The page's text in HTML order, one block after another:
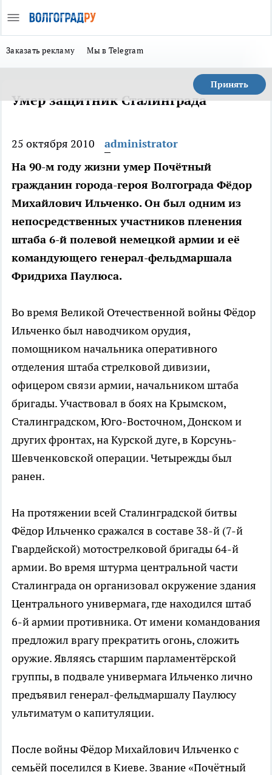
Заказать рекламу Мы в Telegram
Принять
Умер защитник Сталинграда
25 октября 2010
administrator
На 90-м году жизни умер Почётный
гражданин города-героя Волгограда Фёдор
Михайлович Ильченко. Он был одним из
непосредственных участников пленения
штаба 6-й полевой немецкой армии и её
командующего генерал-фельдмаршала
Фридриха Паулюса.
Во время Великой Отечественной войны Фёдор
Ильченко был наводчиком орудия,
помощником начальника оперативного
отделения штаба стрелковой дивизии,
офицером связи армии, начальником штаба
бригады. Участвовал в боях на Крымском,
Сталинградском, Юго-Восточном, Донском и
других фронтах, на Курской дуге, в Корсунь-
Шевченковской операции. Четырежды был
ранен.
На протяжении всей Сталинградской битвы
Фёдор Ильченко сражался в составе 38-й (7-й
Гвардейской) мотострелковой бригады 64-й
армии. Во время штурма центральной части
Сталинграда он организовал окружение здания
Центрального универмага, где находился штаб
6-й армии противника. От имени командования
предложил врагу прекратить огонь, сложить
оружие. Являясь старшим парламентёрской
группы, в подвале универмага Ильченко лично
предъявил генерал-фельдмаршалу Паулюсу
ультиматум о капитуляции.
После войны Фёдор Михайлович Ильченко с
семьёй поселился в Киеве. Звание «Почётный